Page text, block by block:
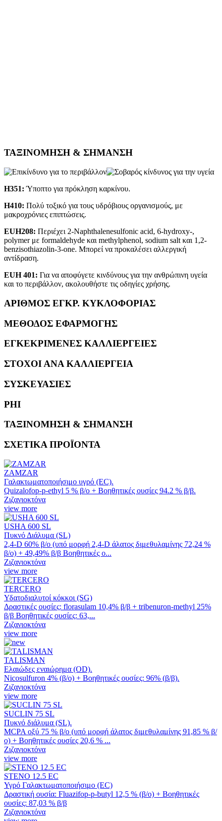
ΤΑΞΙΝΟΜΗΣΗ & ΣΗΜΑΝΣΗ
H351: Ύποπτο για πρόκληση καρκίνου.
H410: Πολύ τοξικό για τους υδρόβιους οργανισμούς, με
μακροχρόνιες επιπτώσεις.
EUH208: Περιέχει 2-Naphthalenesulfonic acid, 6-hydroxy-,
polymer με formaldehyde και methylphenol, sodium salt και 1,2-
benzisothiazolin-3-one. Μπορεί να προκαλέσει αλλεργική
αντίδραση.
EUH 401: Για να αποφύγετε κινδύνους για την ανθρώπινη υγεία
και το περιβάλλον, ακολουθήστε τις οδηγίες χρήσης.
ΑΡΙΘΜΟΣ ΕΓΚΡ. ΚΥΚΛΟΦΟΡΙΑΣ
ΜΕΘΟΔΟΣ ΕΦΑΡΜΟΓΗΣ
ΕΓΚΕΚΡΙΜΕΝΕΣ ΚΑΛΛΙΕΡΓΕΙΕΣ
ΣΤΟΧΟΙ ΑΝΑ ΚΑΛΛΙΕΡΓΕΙΑ
ΣΥΣΚΕΥΑΣΙΕΣ
PHI
ΤΑΞΙΝΟΜΗΣΗ & ΣΗΜΑΝΣΗ
ΣΧΕΤΙΚΑ ΠΡΟΪΟΝΤΑ
ZAMZAR
Γαλακτωματοποιήσιμο υγρό (EC).
Quizalofop-p-ethyl 5 % β/ο + Βοηθητικές ουσίες 94.2 % β/β.
Ζιζανιοκτόνα
view more
USHA 600 SL
Πυκνό Διάλυμα (SL)
2,4-D 60% β/ο (υπό μορφή 2,4-D άλατος διμεθυλαμίνης 72,24 %
β/ο) + 49,49% β/β Βοηθητικές ο...
Ζιζανιοκτόνα
view more
TERCERO
Υδατοδιαλυτοί κόκκοι (SG)
Δραστικές ουσίες: florasulam 10,4% β/β + tribenuron-methyl 25%
β/β Βοηθητικές ουσίες: 63,...
Ζιζανιοκτόνα
view more
TALISMAN
Ελαιώδες εναιώρημα (OD).
Nicosulfuron 4% (β/ο) + Βοηθητικές ουσίες: 96% (β/β).
Ζιζανιοκτόνα
view more
SUCLIN 75 SL
Πυκνό διάλυμα (SL).
MCPA οξύ 75 % β/ο (υπό μορφή άλατος διμεθυλαμίνης 91,85 % β/
ο) + Βοηθητικές ουσίες 20,6 % ...
Ζιζανιοκτόνα
view more
STENO 12.5 EC
Υγρό Γαλακτωματοποιήσιμο (EC)
Δραστική ουσία: Fluazifop-p-butyl 12,5 % (β/ο) + Βοηθητικές
ουσίες: 87,03 % β/β
Ζιζανιοκτόνα